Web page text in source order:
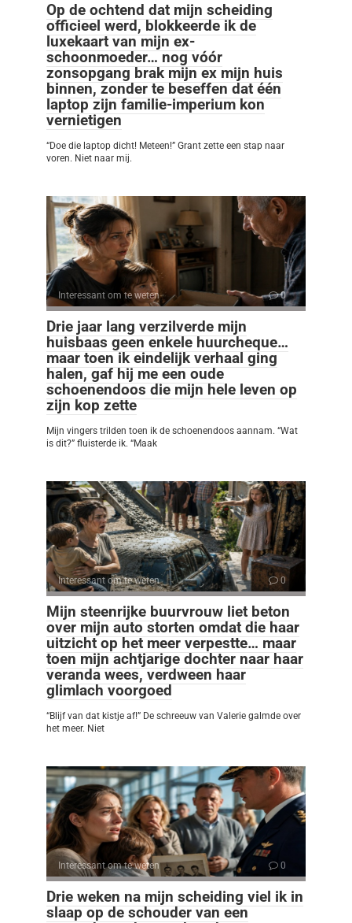
Op de ochtend dat mijn scheiding
officieel werd, blokkeerde ik de
luxekaart van mijn ex-
schoonmoeder… nog vóór
zonsopgang brak mijn ex mijn huis
binnen, zonder te beseffen dat één
laptop zijn familie-imperium kon
vernietigen
“Doe die laptop dicht! Meteen!” Grant zette een stap naar
voren. Niet naar mij.
Interessant om te weten 0
Drie jaar lang verzilverde mijn
huisbaas geen enkele huurcheque…
maar toen ik eindelijk verhaal ging
halen, gaf hij me een oude
schoenendoos die mijn hele leven op
zijn kop zette
Mijn vingers trilden toen ik de schoenendoos aannam. “Wat
is dit?” fluisterde ik. “Maak
Interessant om te weten 0
Mijn steenrijke buurvrouw liet beton
over mijn auto storten omdat die haar
uitzicht op het meer verpestte… maar
toen mijn achtjarige dochter naar haar
veranda wees, verdween haar
glimlach voorgoed
“Blijf van dat kistje af!” De schreeuw van Valerie galmde over
het meer. Niet
Interessant om te weten 0
Drie weken na mijn scheiding viel ik in
slaap op de schouder van een